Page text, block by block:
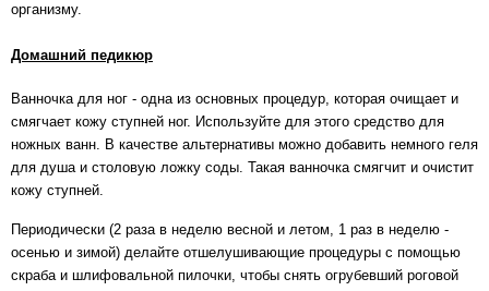
организму.
Домашний педикюр
Ванночка для ног - одна из основных процедур, которая очищает и
смягчает кожу ступней ног. Используйте для этого средство для
ножных ванн. В качестве альтернативы можно добавить немного геля
для душа и столовую ложку соды. Такая ванночка смягчит и очистит
кожу ступней.
Периодически (2 раза в неделю весной и летом, 1 раз в неделю -
осенью и зимой) делайте отшелушивающие процедуры с помощью
скраба и шлифовальной пилочки, чтобы снять огрубевший роговой